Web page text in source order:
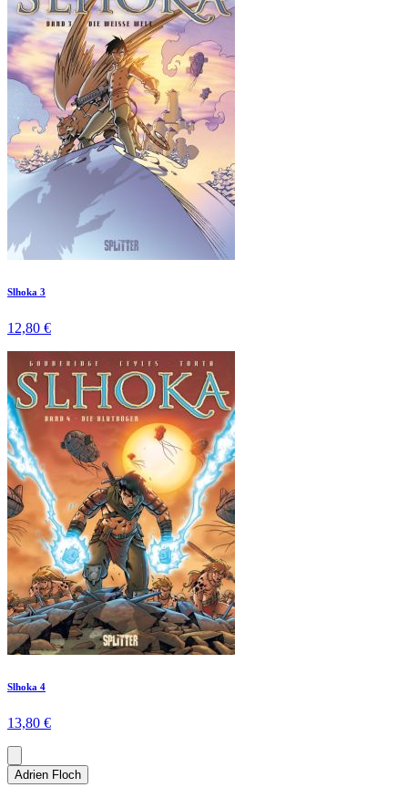
Slhoka 3
12,80 €
Slhoka 4
13,80 €
Adrien Floch